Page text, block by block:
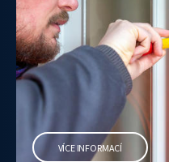
VÍCE INFORMACÍ